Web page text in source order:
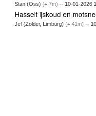
Stan (Oss) ( 7m) -- 10-01-2026
Hasselt ijskoud en
Jef (Zolder, Limburg) ( 41m) --